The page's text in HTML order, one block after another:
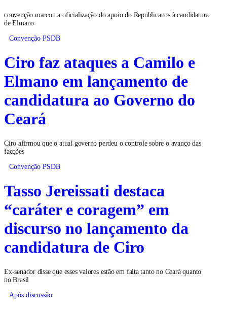
convenção marcou a oficialização do apoio do Republicanos à candidatura
de Elmano
Convenção PSDB
Ciro faz ataques a Camilo e
Elmano em lançamento de
candidatura ao Governo do
Ceará
Ciro afirmou que o atual governo perdeu o controle sobre o avanço das
facções
Convenção PSDB
Tasso Jereissati destaca
“caráter e coragem” em
discurso no lançamento da
candidatura de Ciro
Ex-senador disse que esses valores estão em falta tanto no Ceará quanto
no Brasil
Após discussão